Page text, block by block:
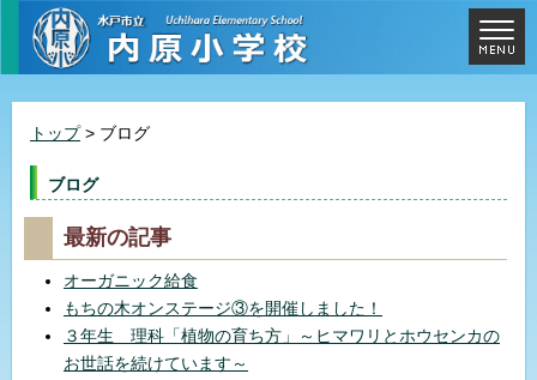
トップ> ブログ
ブログ
最新の記事
オーガニック給食
もちの木オンステージ③を開催しました！
３年生 理科「植物の育ち方」～ヒマワリとホウセンカの
お世話を続けています～